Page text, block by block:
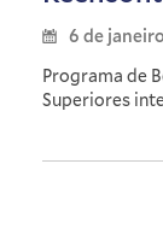
6 de
Programa de
Superiores